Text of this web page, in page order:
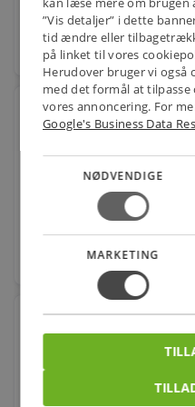
stk.
Ledvance HQL
EM+230V (Erstat
Ledvance HQL
EM+230V (Erstat
”Vis detaljer” i dette
tid ændre eller
på linket til vores
Herudover bruger vi også
med det formål at
vores annoncering. For
Google's Business Data
NØDVENDIGE
MARKETING